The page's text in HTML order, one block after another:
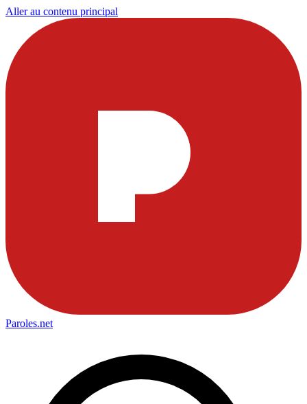
Aller au contenu principal
Paroles.net